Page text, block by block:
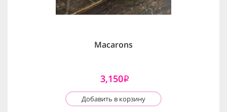
Macarons
3,150i
Добавить в корзину